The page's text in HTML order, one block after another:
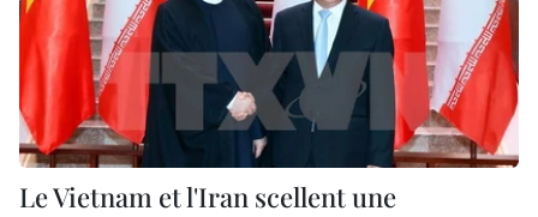
Le Vietnam et l'Iran scellent une